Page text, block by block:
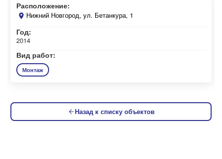
Расположение:
Нижний Новгород, ул. Бетанкура, 1
Год:
2014
Вид работ:
Монтаж
Назад к списку объектов